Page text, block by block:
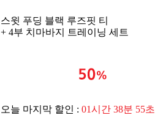
스윗 푸딩 블랙 루즈핏 티
+ 4부 치마바지 트레이닝 세트
오늘 마지막 할인 : 01시간 38분 54초